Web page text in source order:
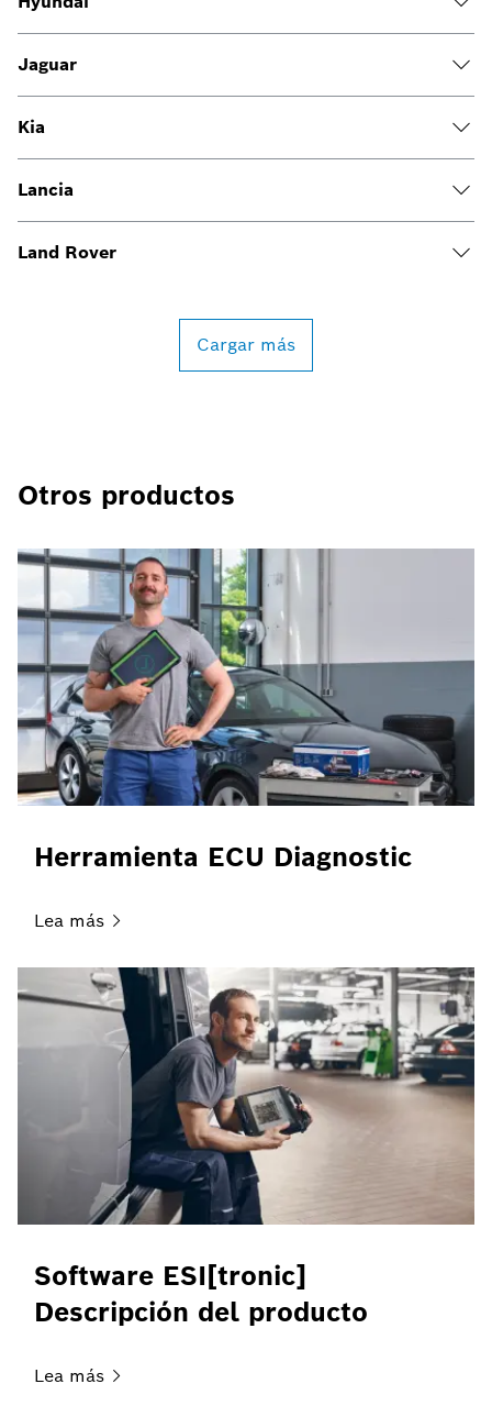
Jaguar
Kia
Lancia
Land Rover
Cargar más
Otros productos
Herramienta ECU Diagnostic
Lea más
Software ESI[tronic]
Descripción del producto
Lea más